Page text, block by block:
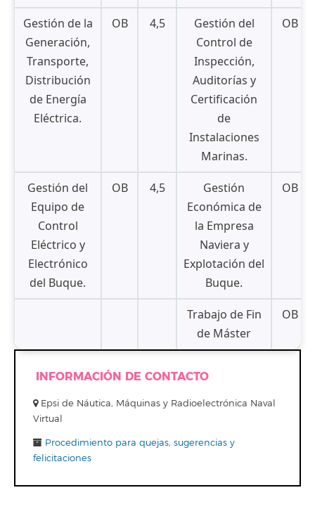
Gestión de la
Generación,
Transporte,
Distribución
de Energía
Eléctrica.
OB 4,5
Gestión del
Control de
Inspección,
Auditorías y
Certificación
de
Instalaciones
Marinas.
OB
Gestión del
Equipo de
Control
Eléctrico y
Electrónico
del Buque.
OB 4,5
Gestión
Económica de
la Empresa
Naviera y
Explotación del
Buque.
OB
Trabajo de Fin
de Máster
OB
INFORMACIÓN DE CONTACTO
Epsi de Náutica, Máquinas y Radioelectrónica Naval
Virtual
Procedimiento para quejas, sugerencias y
felicitaciones